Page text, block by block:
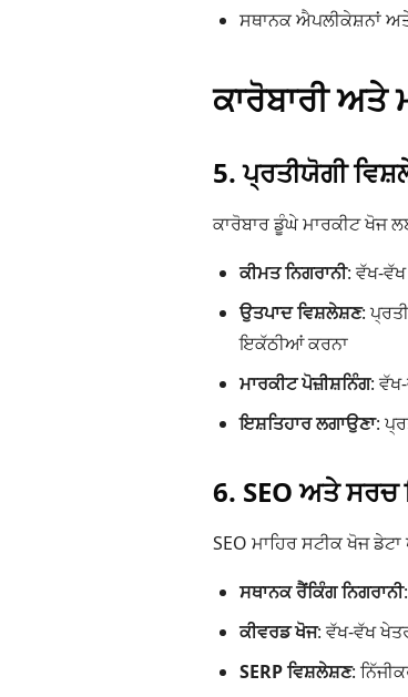
ਸਥਾਨਕ ਐਪਲੀਕੇਸ਼ਨਾਂ
ਕਾਰੋਬਾਰੀ ਅਤੇ
5. ਪ੍ਰਤੀਯੋਗੀ
ਕਾਰੋਬਾਰ ਡੂੰਘੇ ਮਾਰਕੀਟ ਖੋਜ
ਕੀਮਤ ਨਿਗਰਾਨੀ: ਵੱਖ-
ਉਤਪਾਦ ਵਿਸ਼ਲੇਸ਼ਣ:
ਇਕੱਠੀਆਂ ਕਰਨਾ
ਮਾਰਕੀਟ ਪੋਜ਼ੀਸ਼ਨਿੰਗ:
ਇਸ਼ਤਿਹਾਰ ਲਗਾਉਣਾ:
6. SEO ਅਤੇ
SEO ਮਾਹਿਰ ਸਟੀਕ ਖੋਜ
ਸਥਾਨਕ ਰੈਂਕਿੰਗ ਨਿਗਰਾਨੀ
ਕੀਵਰਡ ਖੋਜ: ਵੱਖ-ਵੱਖ
SERP ਵਿਸ਼ਲੇਸ਼ਣ: